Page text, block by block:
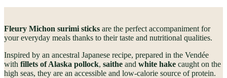
Fleury Michon surimi sticks are the perfect accompaniment for
your everyday meals thanks to their taste and nutritional qualities.
Inspired by an ancestral Japanese recipe, prepared in the Vendée
with fillets of Alaska pollock, saithe and white hake caught on the
high seas, they are an accessible and low-calorie source of protein.